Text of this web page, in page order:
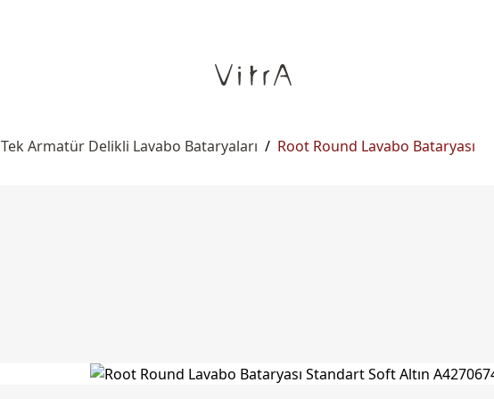
Tek Armatür Delikli Lavabo Bataryaları / Root Round Lavabo Bataryası